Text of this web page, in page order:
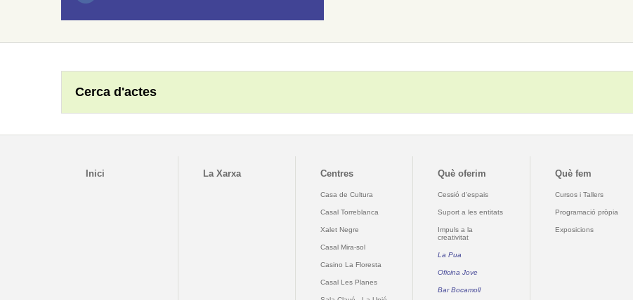
Cerca d'actes
Inici La Xarxa Centres
Casa de Cultura
Casal Torreblanca
Xalet Negre
Casal Mira-sol
Casino La Floresta
Casal Les Planes
Què oferim
Cessió d'espais
Suport a les entitats
Impuls a la
creativitat
La Pua
Oficina Jove
Bar Bocamoll
Què fem
Cursos i Tallers
Programació pròpia
Exposicions